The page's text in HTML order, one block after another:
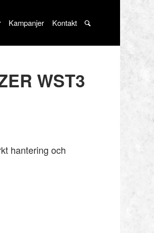
Kampanjer Kontakt
WST3
hantering och